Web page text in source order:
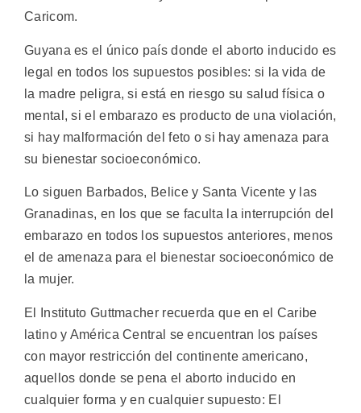
Caricom.
Guyana es el único país donde el aborto inducido es
legal en todos los supuestos posibles: si la vida de
la madre peligra, si está en riesgo su salud física o
mental, si el embarazo es producto de una violación,
si hay malformación del feto o si hay amenaza para
su bienestar socioeconómico.
Lo siguen Barbados, Belice y Santa Vicente y las
Granadinas, en los que se faculta la interrupción del
embarazo en todos los supuestos anteriores, menos
el de amenaza para el bienestar socioeconómico de
la mujer.
El Instituto Guttmacher recuerda que en el Caribe
latino y América Central se encuentran los países
con mayor restricción del continente americano,
aquellos donde se pena el aborto inducido en
cualquier forma y en cualquier supuesto: El